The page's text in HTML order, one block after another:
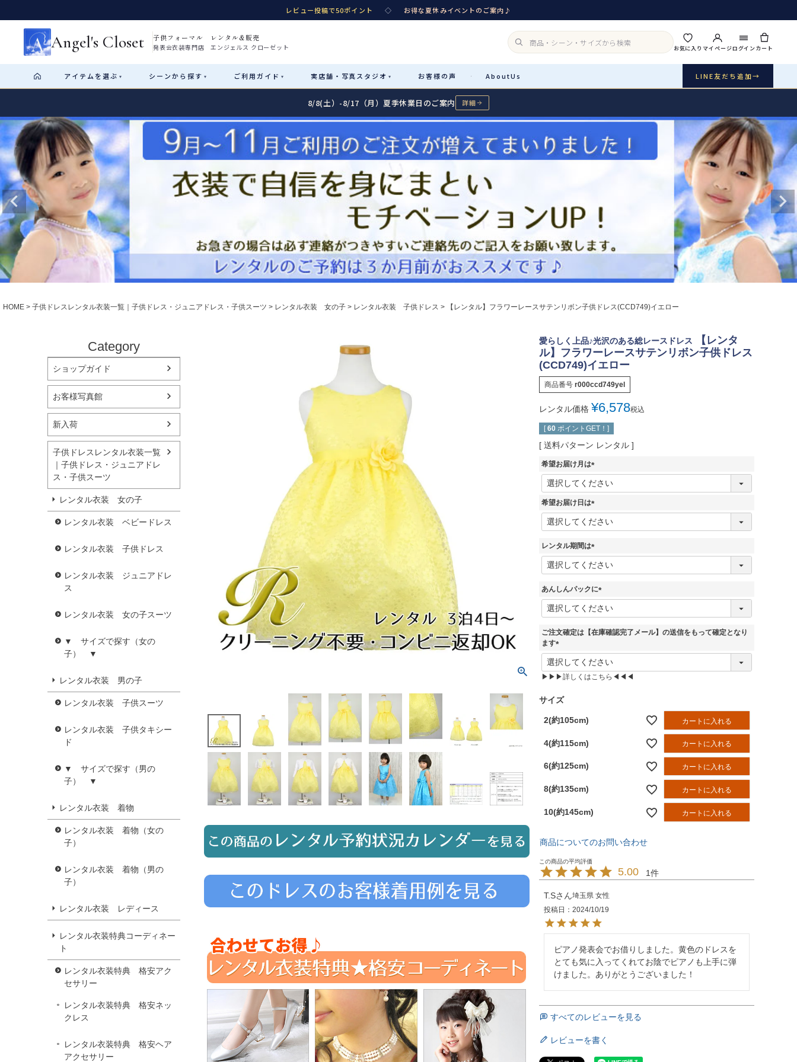
レビュー投稿で50ポイント ◇ お得な夏休みイベントのご案内♪
Angel's Closet 子供フォーマル レンタル&販売
発表会衣装専門店 エンジェルス クローゼット お気に入りマイページログインカート
アイテム を選ぶ ▾ シーンから探す ▾ ご利用ガイド ▾ 実店舗・ 写真スタジオ ▾ お客様の声 · AboutUs LINE友だち追加→
カテゴリ詳細→ サイズで選ぶ→
Rental レンタル
女の子ドレス
小物・アクセ パニエ
アウター レディース
Sale販売
コスチューム アウター インナー・パニエ
アクセサリー ジュエリー 音楽雑貨
性別・サイズで絞り込む→
Recital & Concours
舞台で輝くステージ衣装
Wedding Graduation & Entrance Shichi-Go-San
3歳・5歳・7歳の晴れの日
Start はじめに
01 ショップガイド（総合案内）
レンタル・販売の入口
02 サイズの選び方
測り方と目安
Angel's Closetについて
創業2003年からの想い
Rentalレンタル
04 レンタルのご案内
予約・配送・返却・料金
レンタルの流れ
06 あんしんパック
汚れ・キズ・破損の補償
Buy & Support ご購入・サポート
08 送料・お支払い
送料・決済方法
09 お問い合わせ
電話・メール・LINE
Atelier
実店舗 つくば店
Tsukuba Boutique
〒 茨城県土浦市大町14-16-1F
10:00–18:00（完全予約制）
月曜日
店舗を予約する → スタジオを予約 →
8/8(土）-8/17（月）夏季休業日のご案内 詳細
HOME 子供ドレスレンタル衣装一覧｜子供ドレス・ジュニアドレス・子供スーツ レンタル衣装 女の子 レンタル衣装 子供ドレス 【レンタル】フラワーレースサテンリボン子供ドレス(CCD749)イエロー
Category
ショップガイド
お客様写真館
新入荷
子供ドレスレンタル衣装一覧
｜子供ドレス・ジュニアドレ
ス・子供スーツ
レンタル衣装 女の子
レンタル衣装 ベビードレス
レンタル衣装 子供ドレス
レンタル衣装 ジュニアドレ
ス
レンタル衣装 女の子スーツ
▼ サイズで探す（女の
子） ▼
レンタル衣装 男の子
レンタル衣装 子供スーツ
レンタル衣装 子供タキシー
ド
▼ サイズで探す（男の
子） ▼
レンタル衣装 着物
レンタル衣装 着物（女の
子）
レンタル衣装 着物（男の
子）
レンタル衣装 レディース
レンタル衣装特典コーディネー
ト
レンタル衣装特典 格安アク
セサリー
レンタル衣装特典 格安ネッ
クレス
レンタル衣装特典 格安ヘア
アクセサリー
愛らしく上品♪光沢のある総レースドレス
【レンタ
ル】フラワーレースサテンリボン子供ドレス
(CCD749)イエロー
商品番号 r000ccd749yel
レンタル価格 ¥6,578税込
[ 60 ポイントGET！]
送料パターン レンタル
希望お届け月は
(
必
希望お届け日は
(
必
)
レンタル期間は
(
必
)
あんしんパックに
(
必
)
ご注文確定は【在庫確認完了メール】の送信をもって確定となり
ます
(
必
須
▶▶▶詳しくはこちら◀◀◀
サイズ
2(約105cm) カートに入れる
4(約115cm) カートに入れる
6(約125cm) カートに入れる
8(約135cm) カートに入れる
10(約145cm) カートに入れる
商品についてのお問い合わせ
5.00 1
T.S 埼玉県 女性
投稿日
2024/10/19
ピアノ発表会でお借りしました。黄色のドレスを
とても気に入ってくれてお陰でピアノも上手に弾
けました。ありがとうございました！
すべてのレビューを見る
レビューを書く